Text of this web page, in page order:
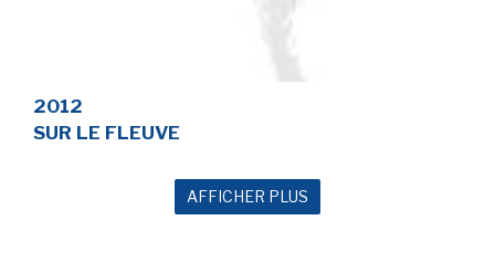
2012
SUR LE FLEUVE
AFFICHER PLUS